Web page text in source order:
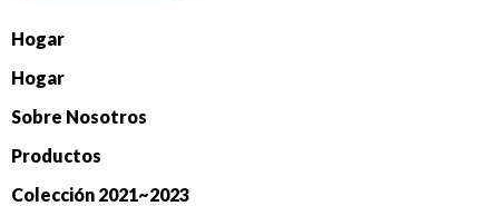
Hogar
Hogar
Sobre Nosotros
Productos
Colección 2021~2023